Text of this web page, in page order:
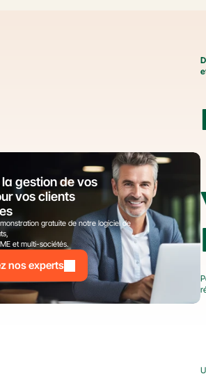
gestion de vos
vos clients
gratuite de notre logiciel de
et multi-sociétés.
nos experts